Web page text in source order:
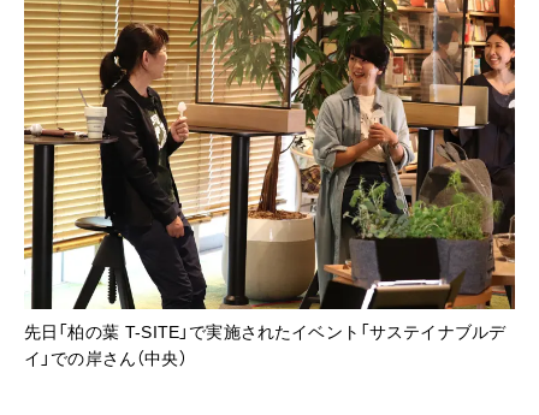
先日「柏の葉 T-SITE」で実施されたイベント「サステイナブルデ
イ」での岸さん（中央）